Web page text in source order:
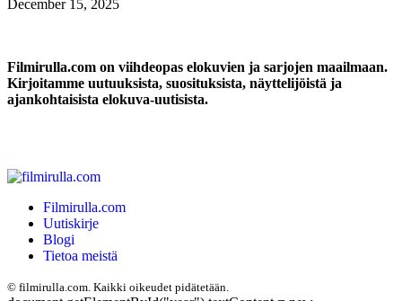
December 15, 2025
Filmirulla.com on viihdeopas elokuvien ja sarjojen maailmaan.
Kirjoitamme uutuuksista, suosituksista, näyttelijöistä ja
ajankohtaisista elokuva-uutisista.
Filmirulla.com
Uutiskirje
Blogi
Tietoa meistä
© filmirulla.com. Kaikki oikeudet pidätetään.